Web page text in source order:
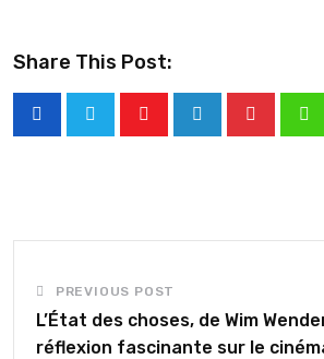
Share This Post:
PREVIOUS POST
L’État des choses, de Wim
réflexion fascinante sur le